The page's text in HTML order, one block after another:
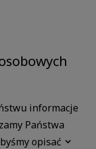
informacje
Państwa
opisać